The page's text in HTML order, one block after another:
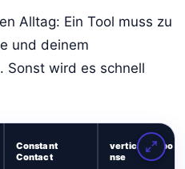
Alltag: Ein Tool muss zu
und deinem
Sonst wird es schnell
Constant
Contact
verticalRespo
nse